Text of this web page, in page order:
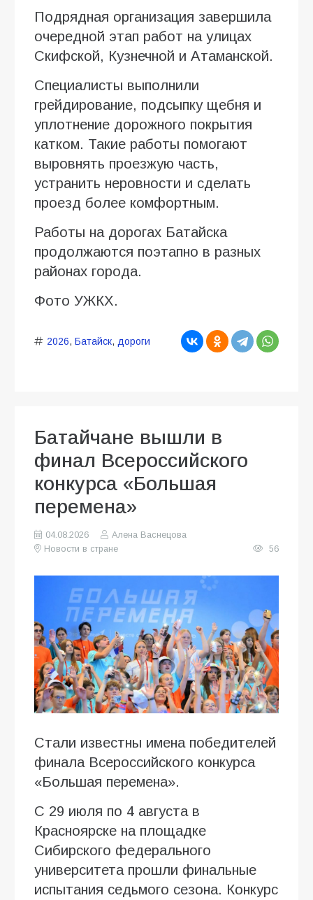
Подрядная организация завершила
очередной этап работ на улицах
Скифской, Кузнечной и Атаманской.
Специалисты выполнили
грейдирование, подсыпку щебня и
уплотнение дорожного покрытия
катком. Такие работы помогают
выровнять проезжую часть,
устранить неровности и сделать
проезд более комфортным.
Работы на дорогах Батайска
продолжаются поэтапно в разных
районах города.
Фото УЖКХ.
2026, Батайск, дороги
Батайчане вышли в
финал Всероссийского
конкурса «Большая
перемена»
04.08.2026
Алена Васнецова
Новости в стране
56
Стали известны имена победителей
финала Всероссийского конкурса
«Большая перемена».
С 29 июля по 4 августа в
Красноярске на площадке
Сибирского федерального
университета прошли финальные
испытания седьмого сезона. Конкурс